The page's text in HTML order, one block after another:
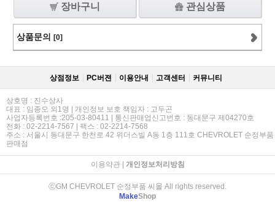
장바구니 관심상품
상품문의 [0]
상점정보 PC버젼 이용안내 고객센터 커뮤니티
상호명 : 진수상사
대표 : 임종오 외1명 | 개인정보 보호 책임자 : 고두곤
사업자등록번호 :205-03-80411 | 통신판매업신고번호 : 동대문구 제04270호
전화 : 02-2214-7567 | 팩스 : 02-2214-7568
주소 : 서울시 동대문구 한천로 42 위더스빌 A동 1층 111호 CHEVROLET 순정부품
판매점
이용약관| 개인정보처리방침
ⓒGM CHEVROLET 순정부품 씨몰 All rights reserved.
MakeShop